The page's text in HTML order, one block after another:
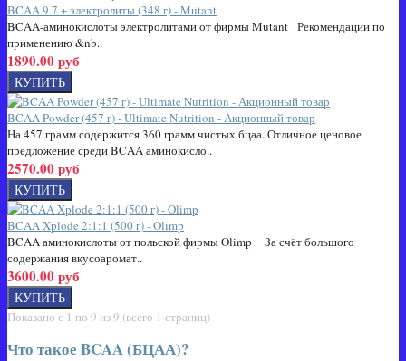
BCAA 9.7 + электролиты (348 г) - Mutant
BCAA-аминокислоты электролитами от фирмы Mutant Рекомендации по
применению &nb..
1890.00 руб
BCAA Powder (457 г) - Ultimate Nutrition - Акционный товар
На 457 грамм содержится 360 грамм чистых бцаа. Отличное ценовое
предложение среди BCAA аминокисло..
2570.00 руб
BCAA Xplode 2:1:1 (500 г) - Olimp
BCAA аминокислоты от польской фирмы Olimp За счёт большого
содержания вкусоаромат..
3600.00 руб
Показано с 1 по 9 из 9 (всего 1 страниц)
Что такое BCAA (БЦАА)?